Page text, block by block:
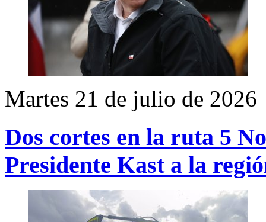
Martes 21 de julio de 2026
Dos cortes en la ruta 5
Presidente Kast a la